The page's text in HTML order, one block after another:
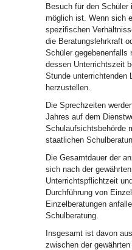
Besuch für den Schüler
möglich ist. Wenn sich
spezifischen
die Beratungslehrkraft
Schüler gegebenenfalls
dessen Unterrichtszeit
Stunde unterrichtenden
herzustellen.
Die Sprechzeiten
Jahres auf dem
Schulaufsichtsbehörde
staatlichen
Die Gesamtdauer der
sich nach der
Unterrichtspflichtzeit
Durchführung von
Einzelberatungen
Schulberatung.
Insgesamt ist davon
zwischen der